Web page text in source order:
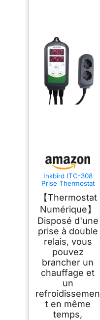
Inkbird ITC-308
Prise Thermostat
Relais 220V Sonde
【Thermostat
Numérique】
Disposé d'une
prise à double
relais, vous
pouvez
brancher un
chauffage et
un
refroidissemen
t en même
temps,